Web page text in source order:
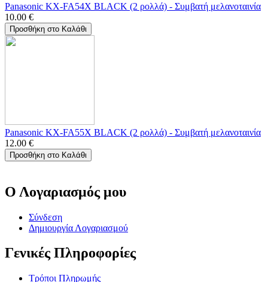
Panasonic KX-FA54X BLACK (2 ρολλά) - Συμβατή μελανοταινία
10.00 €
Προσθήκη στο Καλάθι
Panasonic KX-FA55X BLACK (2 ρολλά) - Συμβατή μελανοταινία
12.00 €
Προσθήκη στο Καλάθι
Ο Λογαριασμός μου
Σύνδεση
Δημιουργία Λογαριασμού
Γενικές Πληροφορίες
Τρόποι Πληρωμής